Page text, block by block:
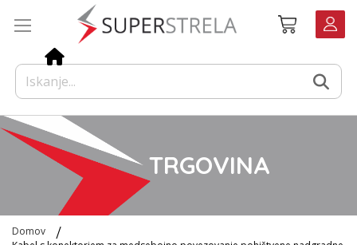
Košarica
TRGOVINA
Domov